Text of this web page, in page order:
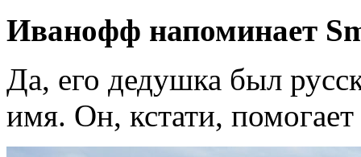
Иванофф напоминает
Да, его дедушка был
имя. Он, кстати,